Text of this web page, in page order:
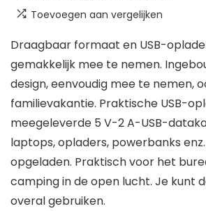
Toevoegen aan vergelijken
Draagbaar formaat en USB-
gemakkelijk mee te nemen.
design, eenvoudig mee te nemen,
familievakantie. Praktische USB-
meegeleverde 5 V-2 A-USB-
laptops, opladers, powerbanks
opgeladen. Praktisch voor het
camping in de open lucht. Je kunt
overal gebruiken.